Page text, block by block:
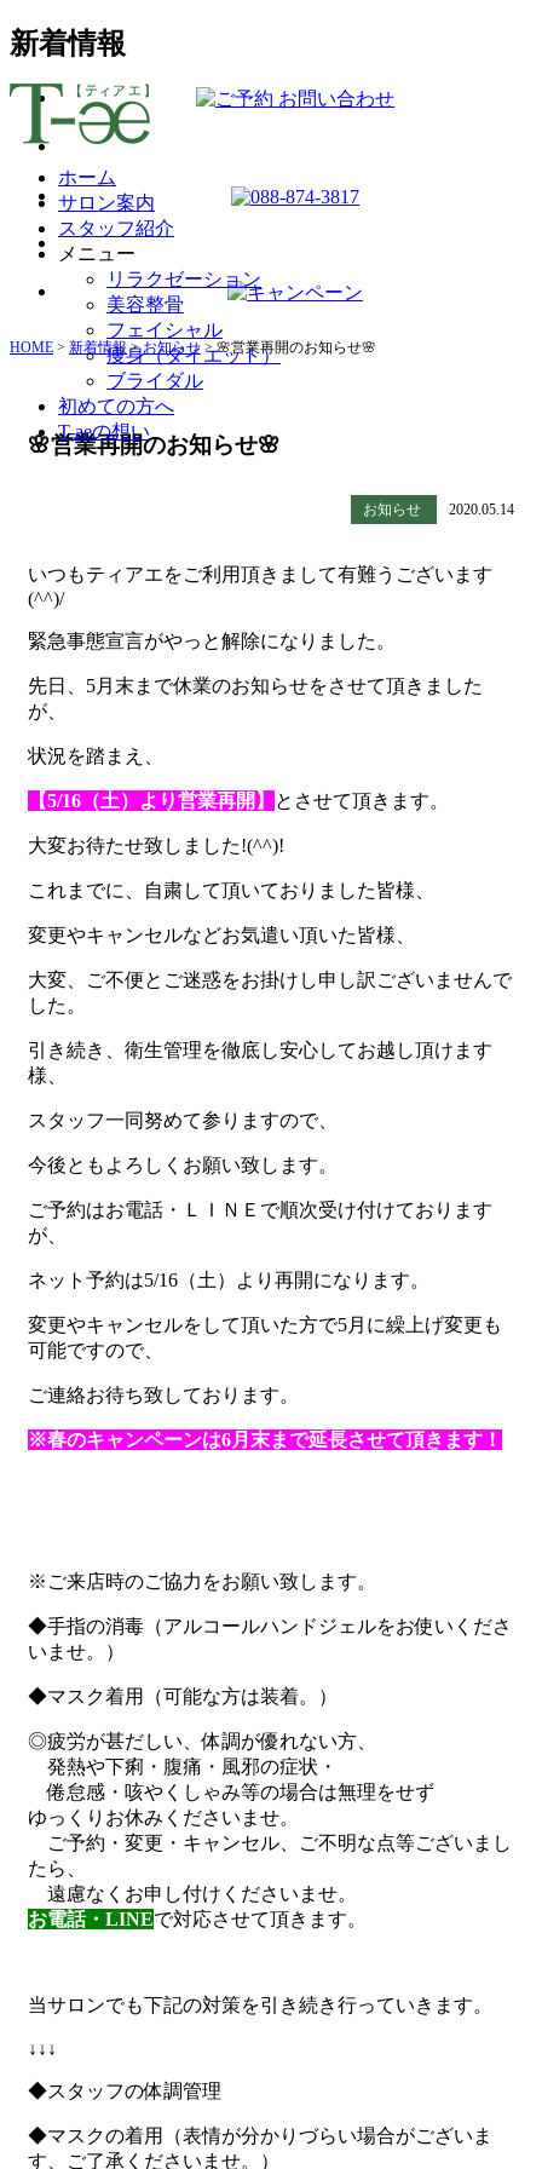
ホーム
サロン案内
スタッフ紹介
メニュー
リラクゼーション
美容整骨
フェイシャル
痩身（ダイエット）
ブライダル
初めての方へ
T-aeの想い
新着情報
HOME > 新着情報 >お知らせ >🌸営業再開のお知らせ🌸
🌸営業再開のお知らせ🌸
お知らせ 2020.05.14
いつもティアエをご利用頂きまして有難うございます
(^^)/
緊急事態宣言がやっと解除になりました。
先日、5月末まで休業のお知らせをさせて頂きました
が、
状況を踏まえ、
【5/16（土）より営業再開】 とさせて頂きます。
大変お待たせ致しました!(^^)!
これまでに、自粛して頂いておりました皆様、
変更やキャンセルなどお気遣い頂いた皆様、
大変、ご不便とご迷惑をお掛けし申し訳ございませんで
した。
引き続き、衛生管理を徹底し安心してお越し頂けます
様、
スタッフ一同努めて参りますので、
今後ともよろしくお願い致します。
ご予約はお電話・ＬＩＮＥで順次受け付けております
が、
ネット予約は5/16（土）より再開になります。
変更やキャンセルをして頂いた方で5月に繰上げ変更も
可能ですので、
ご連絡お待ち致しております。
※春のキャンペーンは6月末まで延長させて頂きます！
※ご来店時のご協力をお願い致します。
◆手指の消毒（アルコールハンドジェルをお使いくださ
いませ。）
◆マスク着用（可能な方は装着。）
◎疲労が甚だしい、体調が優れない方、
発熱や下痢・腹痛・風邪の症状・
倦怠感・咳やくしゃみ等の場合は無理をせず
ゆっくりお休みくださいませ。
ご予約・変更・キャンセル、ご不明な点等ございまし
たら、
遠慮なくお申し付けくださいませ。
お電話・LINEで対応させて頂きます。
当サロンでも下記の対策を引き続き行っていきます。
↓↓↓
◆スタッフの体調管理
◆マスクの着用（表情が分かりづらい場合がございま
す、ご了承くださいませ。）